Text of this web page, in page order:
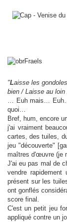
"Laisse les
bien / Laisse au
… Euh mais… Euh…
quoi…
Bref, hum, encore
j'ai vraiment
cartes, des tuiles,
jeu "découverte"
maîtres d'œuvre (je
J'ai eu pas mal de
vendre
présent sur les
ont gonflés
score final.
C'est un petit jeu
appliqué contre un